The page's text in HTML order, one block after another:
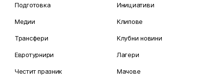
Подготовка
Медии
Трансфери
Евротурнири
Честит празник
Инициативи
Клипове
Клубни новини
Лагери
Мачове